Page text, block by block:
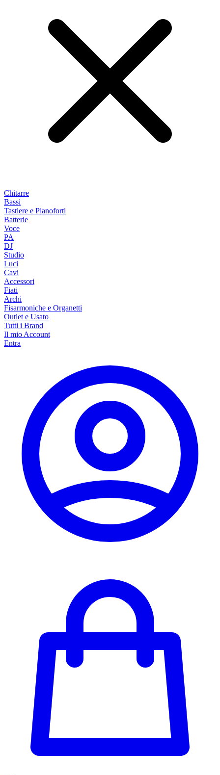
Chitarre
Bassi
Tastiere e Pianoforti
Batterie
Voce
PA
DJ
Studio
Luci
Cavi
Accessori
Fiati
Archi
Fisarmoniche e Organetti
Outlet e Usato
Tutti i Brand
Il mio Account
Entra